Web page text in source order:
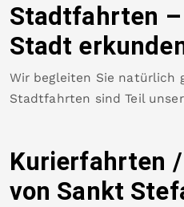
Stadtfahrten –
Stadt
Wir begleiten Sie natürlich
Stadtfahrten sind Teil
Kurierfahrten
von Sankt